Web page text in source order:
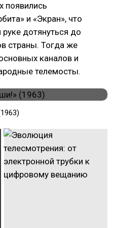
появились
и «Экран», что
дотянуться до
страны. Тогда же
каналов и
телемосты.